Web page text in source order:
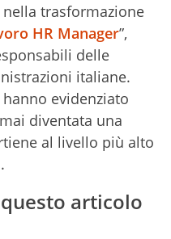
trasformazione
HR Manager”,
delle
italiane.
evidenziato
diventata una
al livello più alto
articolo